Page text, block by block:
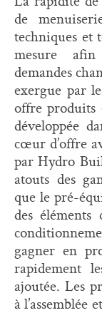
de
techniques et
mesure
demandes
exergue par
offre produits
développée
cœur d’offre
par Hydro
atouts des
que le pré-
des éléments
gagner en
rapidement
ajoutée. Les
à l’assemblée